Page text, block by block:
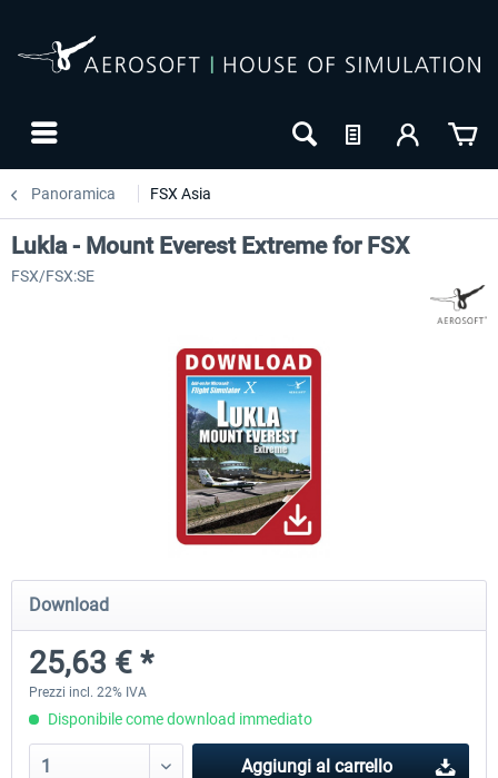
Panoramica FSX Asia
Baku X
24,78 € *
Lukla - Mount Everest Extreme
Lukla - Mount Everest Extreme for FSX
FSX/FSX:SE
Download
25,63 € *
Prezzi incl. 22% IVA
Disponibile come download immediato
Aggiungi al carrello